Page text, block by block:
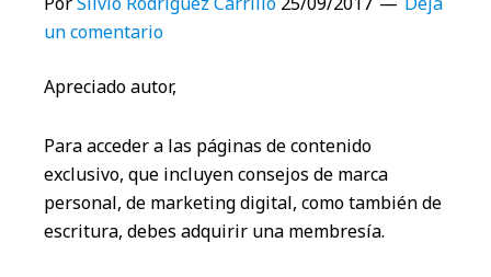
un comentario
Apreciado autor,
Para acceder a las páginas de contenido
exclusivo, que incluyen consejos de marca
personal, de marketing digital, como también de
escritura, debes adquirir una membresía.